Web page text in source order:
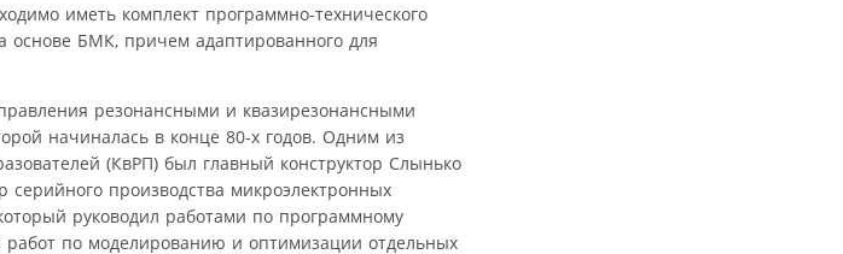
иметь комплект программно-технического
БМК, причем адаптированного для
резонансными и квазирезонансными
начиналась в конце 80-х годов. Одним из
(КвРП) был главный конструктор Слынько
производства микроэлектронных
руководил работами по программному
по моделированию и оптимизации отдельных